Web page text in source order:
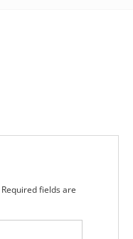
Required fields are